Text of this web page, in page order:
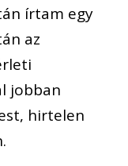
írtam egy
az
jobban
hirtelen